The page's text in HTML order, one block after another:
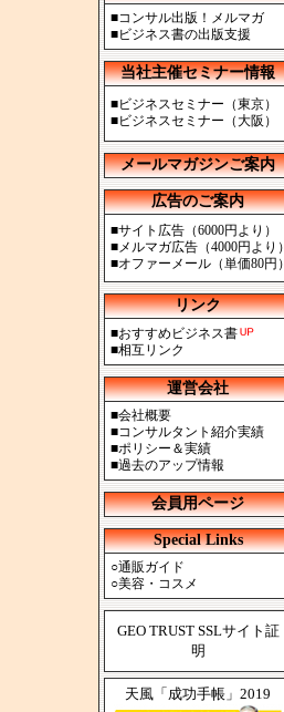
■コンサル出版！メルマガ
■ビジネス書の出版支援
当社主催セミナー情報
■ビジネスセミナー（東京）
■ビジネスセミナー（大阪）
メールマガジンご案内
広告のご案内
■サイト広告（6000円より）
■メルマガ広告（4000円より）
■オファーメール（単価80円）
リンク
■おすすめビジネス書
■相互リンク
運営会社
■会社概要
■コンサルタント紹介実績
■ポリシー＆実績
■過去のアップ情報
会員用ページ
Special Links
○通販ガイド
○美容・コスメ
GEO TRUST SSLサイト証
明
天風「成功手帳」2019